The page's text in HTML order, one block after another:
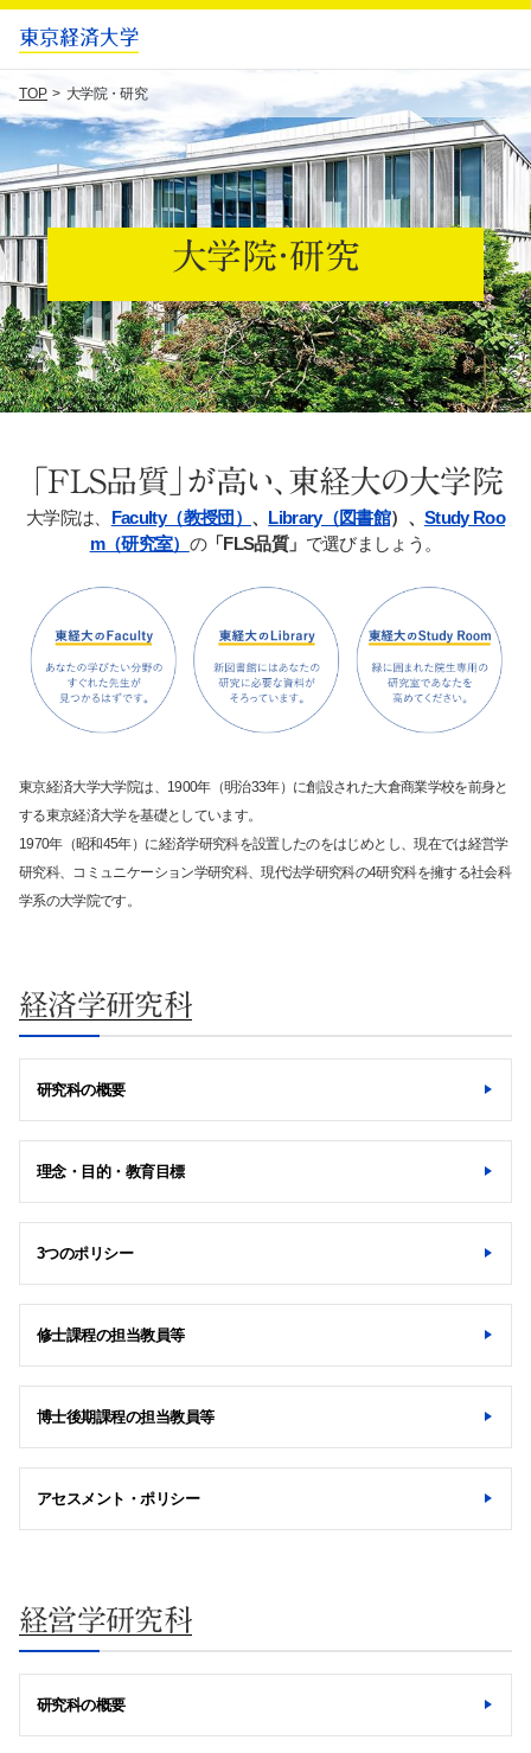
TOP 大学院・研究
大学院・研究
「FLS品質」が高い、東経大の大学院
大学院は、 Faculty（教授団） 、 Library（図書館）、 Study Roo
m（研究室） の「FLS品質」 で選びましょう。
東京経済大学大学院は、1900年（明治33年）に創設された大倉商業学校を前身と
する東京経済大学を基礎としています。
1970年（昭和45年）に経済学研究科を設置したのをはじめとし、現在では経営学
研究科、コミュニケーション学研究科、現代法学研究科の4研究科を擁する社会科
学系の大学院です。
経済学研究科
研究科の概要
理念・目的・教育目標
3つのポリシー
修士課程の担当教員等
博士後期課程の担当教員等
アセスメント・ポリシー
経営学研究科
研究科の概要